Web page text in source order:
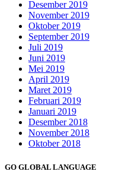
Desember 2019
November 2019
Oktober 2019
September 2019
Juli 2019
Juni 2019
Mei 2019
April 2019
Maret 2019
Februari 2019
Januari 2019
Desember 2018
November 2018
Oktober 2018
GO GLOBAL LANGUAGE